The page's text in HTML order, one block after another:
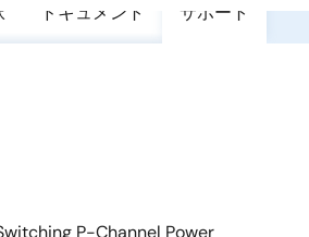
ドキュメント サポート
P-Channel Power